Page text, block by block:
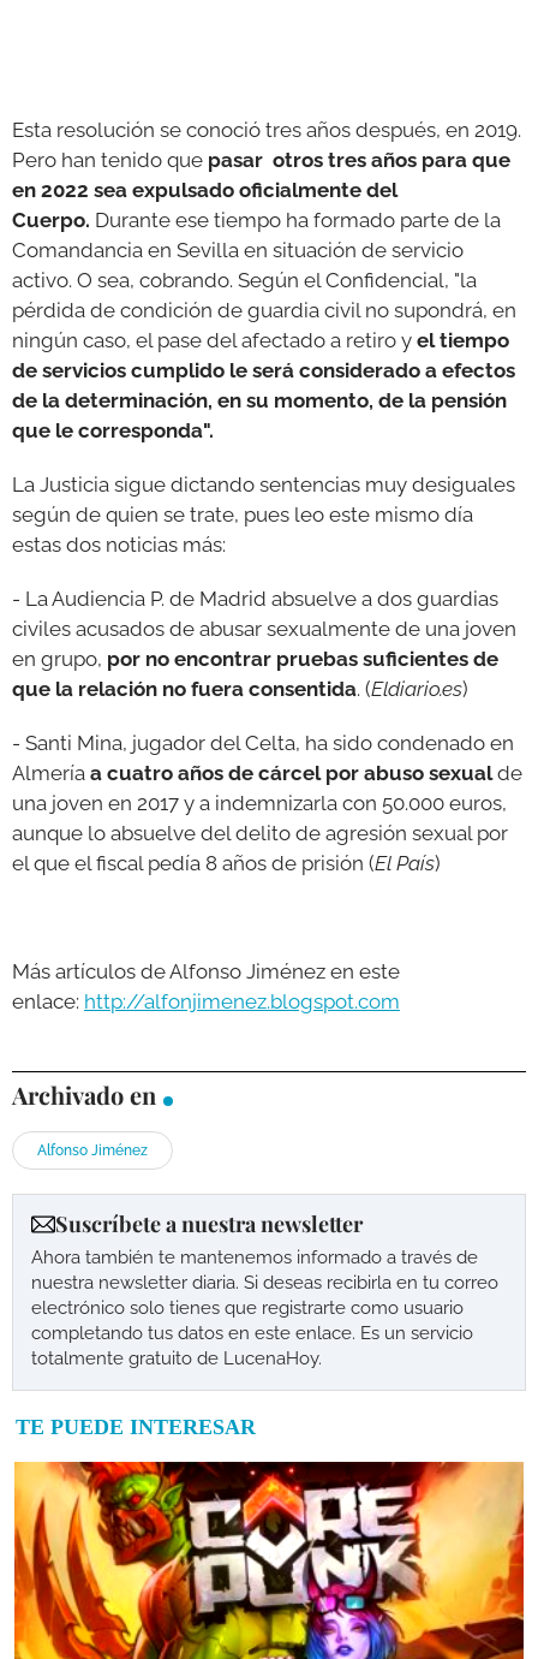
Esta resolución se conoció tres años después, en 2019.
Pero han tenido que pasar otros tres años para que
en 2022 sea expulsado oficialmente del
Cuerpo. Durante ese tiempo ha formado parte de la
Comandancia en Sevilla en situación de servicio
activo. O sea, cobrando. Según el Confidencial, "la
pérdida de condición de guardia civil no supondrá, en
ningún caso, el pase del afectado a retiro y el tiempo
de servicios cumplido le será considerado a efectos
de la determinación, en su momento, de la pensión
que le corresponda".
La Justicia sigue dictando sentencias muy desiguales
según de quien se trate, pues leo este mismo día
estas dos noticias más:
- La Audiencia P. de Madrid absuelve a dos guardias
civiles acusados de abusar sexualmente de una joven
en grupo, por no encontrar pruebas suficientes de
que la relación no fuera consentida. (Eldiario.es)
- Santi Mina, jugador del Celta, ha sido condenado en
Almería a cuatro años de cárcel por abuso sexualde
una joven en 2017 y a indemnizarla con 50.000 euros,
aunque lo absuelve del delito de agresión sexual por
el que el fiscal pedía 8 años de prisión (El País)
Más artículos de Alfonso Jiménez en este
enlace: http://alfonjimenez.blogspot.com
Archivado en
Alfonso Jiménez
Suscríbete a nuestra newsletter
Ahora también te mantenemos informado a través de
nuestra newsletter diaria. Si deseas recibirla en tu correo
electrónico solo tienes que registrarte como usuario
completando tus datos en este enlace. Es un servicio
totalmente gratuito de LucenaHoy.
TE PUEDE INTERESAR